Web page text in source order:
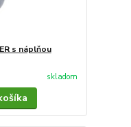
s náplňou
skladom